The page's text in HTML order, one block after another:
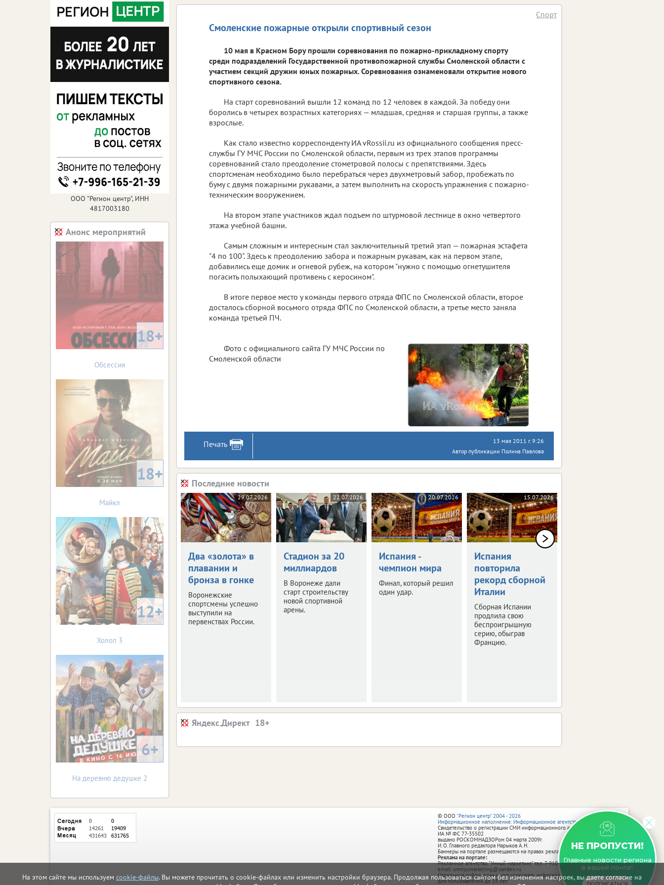
На этом сайте мы используем cookie-файлы. Вы можете прочитать о cookie-файлах или изменить настройки браузера. Продолжая пользоваться сайтом без изменения настроек, вы даете согласие на
Смоленские пожарные открыли спортивный сезон
Спорт
10 мая в Красном Бору прошли соревнования по пожарно-прикладному спорту
среди подразделений Государственной противопожарной службы Смоленской области с
участием секций дружин юных пожарных. Соревнования ознаменовали открытие нового
спортивного сезона.
На старт соревнований вышли 12 команд по 12 человек в каждой. За победу они
боролись в четырех возрастных категориях — младшая, средняя и старшая группы, а также
взрослые.
Как стало известно корреспонденту ИА vRossii.ru из официального сообщения пресс-
службы ГУ МЧС России по Смоленской области, первым из трех этапов программы
соревнований стало преодоление стометровой полосы с препятствиями. Здесь
спортсменам необходимо было перебраться через двухметровый забор, пробежать по
буму с двумя пожарными рукавами, а затем выполнить на скорость упражнения с пожарно-
техническим вооружением.
На втором этапе участников ждал подъем по штурмовой лестнице в окно четвертого
этажа учебной башни.
Самым сложным и интересным стал заключительный третий этап — пожарная эстафета
"4 по 100". Здесь к преодолению забора и пожарным рукавам, как на первом этапе,
добавились еще домик и огневой рубеж, на котором "нужно с помощью огнетушителя
погасить полыхающий противень с керосином".
В итоге первое место у команды первого отряда ФПС по Смоленской области, второе
досталось сборной восьмого отряда ФПС по Смоленской области, а третье место заняла
команда третьей ПЧ.
Фото с официального сайта ГУ МЧС России по
Смоленской области
Печать
13 мая 2011 г. 9:26
Автор публикации Полина Павлова
Последние новости
29.07.2026
Два «золота» в
плавании и
бронза в гонке
Воронежские
спортсмены успешно
выступили на
первенствах России.
22.07.2026
Стадион за 20
миллиардов
В Воронеже дали
старт строительству
новой спортивной
арены.
20.07.2026
Испания -
чемпион мира
Финал, который решил
один удар.
15.07.2026
Испания
повторила
рекорд сборной
Италии
Сборная Испании
продлила свою
беспроигрышную
серию, обыграв
Францию.
Яндекс.Директ
ООО "Регион центр", ИНН
4817003180
Анонс мероприятий
18+
Обсессия
18+
Майкл
12+
Холоп 3
6+
На деревню дедушке 2
НЕ ПРОПУСТИ!
Главные новости региона
в вашей почте!
© ООО "Регион центр" 2004 - 2026
Информационное наполнение: Информационное агентство vRossii.ru
Свидетельство о регистрации СМИ информационного агентства vRossii.ru
ИА № ФС 77‑35502
выдано РОСКОМНАДЗОРом 04 марта 2009г.
И. О. Главного редактора Нарыков А. Н.
Баннеры на портале размещаются на правах рекламы.
Реклама на портале:
Рекламное агентство "Умный маркетинг" тел. 7-910-267-70-40,
email: umnyy.marketing@yandex.ru
Отдельные публикации могут содержать информацию, не предназначенную
для пользователей до 18 лет.